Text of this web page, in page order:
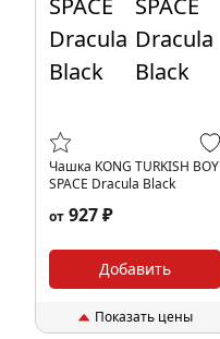
Чашка KONG TURKISH BOY
SPACE Dracula Black
от 927 ₽
Добавить
Показать цены